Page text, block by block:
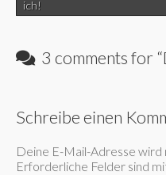
ich!
3 comments for “
Schreibe einen
Deine E-Mail-Adresse
Erforderliche Felder sind